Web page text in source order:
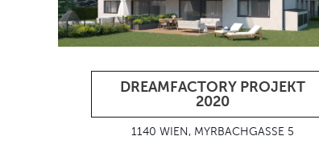
DREAMFACTORY PROJEKT
2020
1140 WIEN, MYRBACHGASSE 5